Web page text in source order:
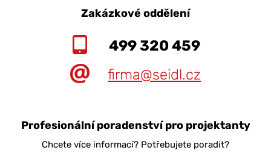
Zakázkové oddělení
499 320 459
firma@seidl.cz
Profesionální poradenství pro projektanty
Chcete více informací? Potřebujete poradit?